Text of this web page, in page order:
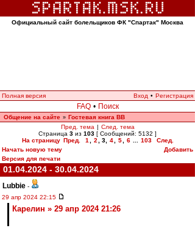
Официальный сайт болельщиков ФК "Спартак" Москва
Полная версия Вход • Регистрация
FAQ • Поиск
Общение на сайте » Гостевая книга ВВ
Пред. тема | След. тема
Страница 3 из 103 [ Сообщений: 5132 ]
На страницу Пред. 1 2 3, 4 5 6 103
След.
Начать новую тему
Добавить
Версия для печати
01.04.2024 - 30.04.2024
Lubbie -
29 апр 2024 22:15
Карелин » 29 апр 2024 21:26